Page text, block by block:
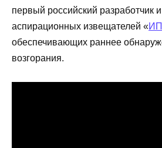
первый российский разработчик
аспирационных извещателей «
обеспечивающих раннее
возгорания.